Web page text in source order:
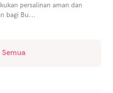
persalinan aman dan
bagi Bu...